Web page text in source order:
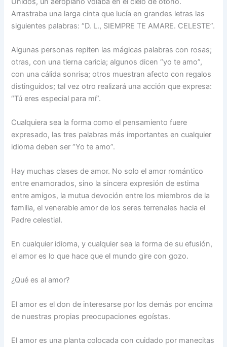
Arrastraba una larga cinta que lucía en grandes letras las
siguientes palabras: “D. L., SIEMPRE TE AMARE. CELESTE”.
Algunas personas repiten las mágicas palabras con rosas;
otras, con una tierna caricia; algunos dicen “yo te amo”,
con una cálida sonrisa; otros muestran afecto con regalos
distinguidos; tal vez otro realizará una acción que expresa:
“Tú eres especial para mí”.
Cualquiera sea la forma como el pensamiento fuere
expresado, las tres palabras más importantes en cualquier
idioma deben ser “Yo te amo”.
Hay muchas clases de amor. No solo el amor romántico
entre enamorados, sino la sincera expresión de estima
entre amigos, la mutua devoción entre los miembros de la
familia, el venerable amor de los seres terrenales hacia el
Padre celestial.
En cualquier idioma, y cualquier sea la forma de su efusión,
el amor es lo que hace que el mundo gire con gozo.
¿Qué es al amor?
El amor es el don de interesarse por los demás por encima
de nuestras propias preocupaciones egoístas.
El amor es una planta colocada con cuidado por manecitas